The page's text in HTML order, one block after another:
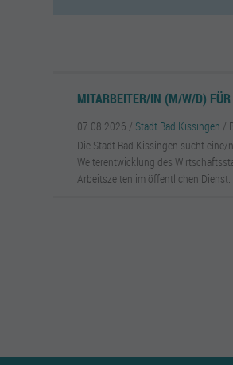
MITARBEITER/IN (M/W/D)
07.08.2026 / Stadt Bad Kissingen /
Die Stadt Bad Kissingen sucht
Weiterentwicklung des
Arbeitszeiten im öffentlichen Dienst.